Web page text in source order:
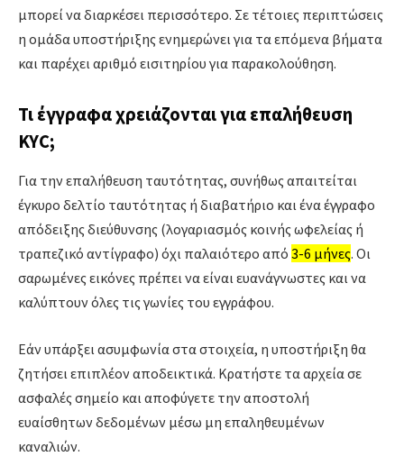
μπορεί να διαρκέσει περισσότερο. Σε τέτοιες περιπτώσεις
η ομάδα υποστήριξης ενημερώνει για τα επόμενα βήματα
και παρέχει αριθμό εισιτηρίου για παρακολούθηση.
Τι έγγραφα χρειάζονται για επαλήθευση
KYC;
Για την επαλήθευση ταυτότητας, συνήθως απαιτείται
έγκυρο δελτίο ταυτότητας ή διαβατήριο και ένα έγγραφο
απόδειξης διεύθυνσης (λογαριασμός κοινής ωφελείας ή
τραπεζικό αντίγραφο) όχι παλαιότερο από 3-6 μήνες. Οι
σαρωμένες εικόνες πρέπει να είναι ευανάγνωστες και να
καλύπτουν όλες τις γωνίες του εγγράφου.
Εάν υπάρξει ασυμφωνία στα στοιχεία, η υποστήριξη θα
ζητήσει επιπλέον αποδεικτικά. Κρατήστε τα αρχεία σε
ασφαλές σημείο και αποφύγετε την αποστολή
ευαίσθητων δεδομένων μέσω μη επαληθευμένων
καναλιών.